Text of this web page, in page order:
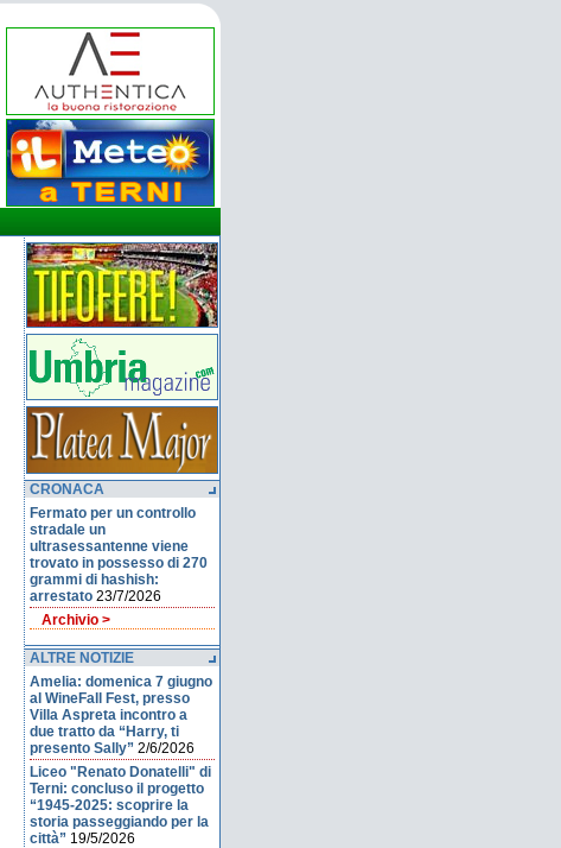
CRONACA
Fermato per un controllo
stradale un
ultrasessantenne viene
trovato in possesso di 270
grammi di hashish:
arrestato 23/7/2026
Archivio >
ALTRE NOTIZIE
Amelia: domenica 7 giugno
al WineFall Fest, presso
Villa Aspreta incontro a
due tratto da “Harry, ti
presento Sally” 2/6/2026
Liceo "Renato Donatelli" di
Terni: concluso il progetto
“1945-2025: scoprire la
storia passeggiando per la
città” 19/5/2026